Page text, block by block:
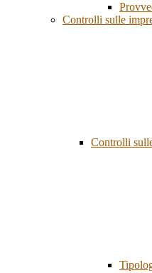
Controlli sulle
Controlli